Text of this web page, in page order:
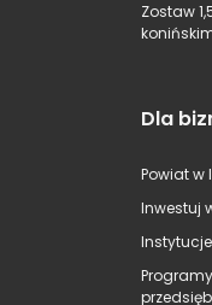
Zostaw
Dla
Powiat w
Inwestuj